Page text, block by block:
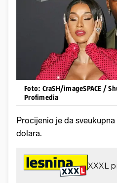
Foto: CraSH/imageSPACE /
Profimedia
Procijenio je da
dolara.